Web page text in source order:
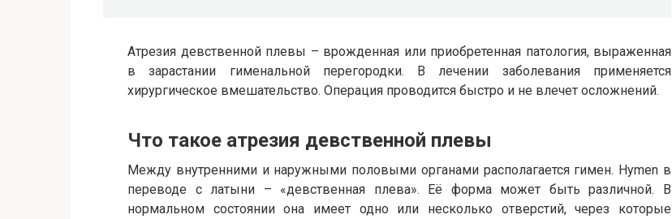
Атрезия девственной плевы – врожденная или приобретенная патология, выраженная
в зарастании гименальной перегородки. В лечении заболевания применяется
хирургическое вмешательство. Операция проводится быстро и не влечет осложнений.
Что такое атрезия девственной плевы
Между внутренними и наружными половыми органами располагается гимен. Hymen в
переводе с латыни – «девственная плева». Её форма может быть различной. В
нормальном состоянии она имеет одно или несколько отверстий, через которые